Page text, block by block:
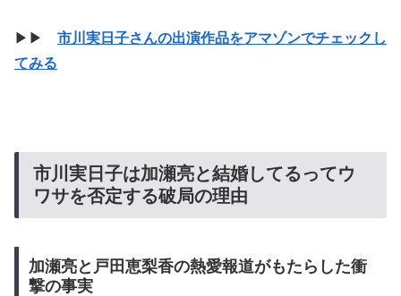
▶▶ 市川実日子さんの出演作品をアマゾンでチェックし
てみる
市川実日子は加瀬亮と結婚してるってウ
ワサを否定する破局の理由
加瀬亮と戸田恵梨香の熱愛報道がもたらした衝
撃の事実